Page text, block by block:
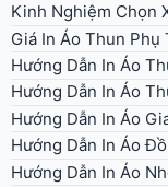
Kinh Nghiệm Chọn
Giá In Áo Thun Phụ
Hướng Dẫn In Áo
Hướng Dẫn In Áo
Hướng Dẫn In Áo
Hướng Dẫn In Áo
Hướng Dẫn In Áo